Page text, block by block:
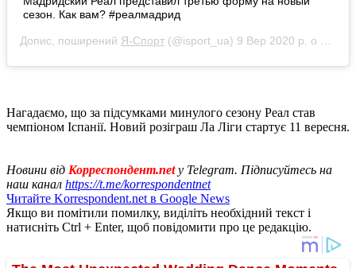
сезон. Как вам? #реалмадрид
Допис, поширений Я-Спорт (@isport_ua) 9 Вер 2020 р. о 2:35 PDT
Нагадаємо, що за підсумками минулого сезону Реал став
чемпіоном Іспанії. Новий розіграш Ла Ліги стартує 11 вересня.
Новини від Корреспондент.netу Telegram. Підписуйтесь на
наш канал https://t.me/korrespondentnet
Читайте Korrespondent.net в Google News
Якщо ви помітили помилку, виділіть необхідний текст і
натисніть Ctrl + Enter, щоб повідомити про це редакцію.